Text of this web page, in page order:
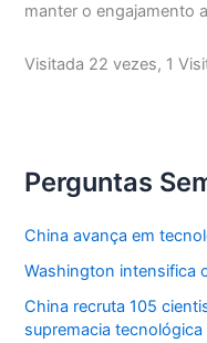
manter o engajamento
Visitada 22 vezes, 1
Perguntas
China avança em
Washington intensifica
China recruta 105
supremacia tecnológica